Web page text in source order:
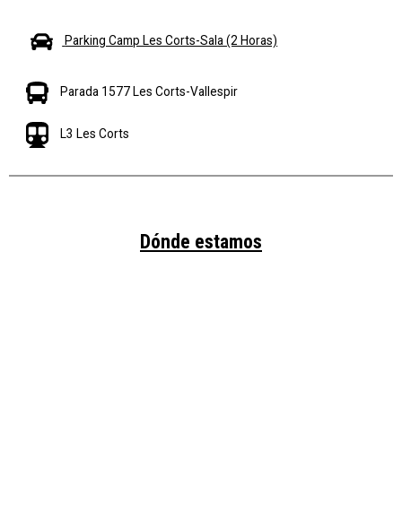
Parking Camp Les Corts-Sala (2 Horas)
Parada 1577 Les Corts-Vallespir
L3 Les Corts
Dónde estamos